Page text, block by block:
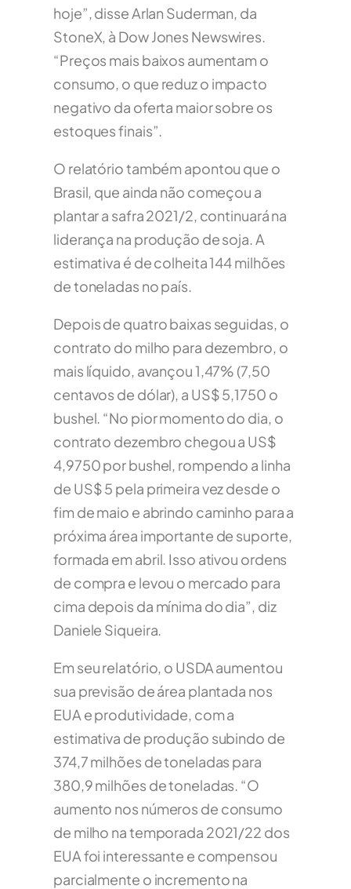
hoje”, disse Arlan Suderman, da
StoneX, à Dow Jones Newswires.
“Preços mais baixos aumentam o
consumo, o que reduz o impacto
negativo da oferta maior sobre os
estoques finais”.
O relatório também apontou que o
Brasil, que ainda não começou a
plantar a safra 2021/2, continuará na
liderança na produção de soja. A
estimativa é de colheita 144 milhões
de toneladas no país.
Depois de quatro baixas seguidas, o
contrato do milho para dezembro, o
mais líquido, avançou 1,47% (7,50
centavos de dólar), a US$ 5,1750 o
bushel. “No pior momento do dia, o
contrato dezembro chegou a US$
4,9750 por bushel, rompendo a linha
de US$ 5 pela primeira vez desde o
fim de maio e abrindo caminho para a
próxima área importante de suporte,
formada em abril. Isso ativou ordens
de compra e levou o mercado para
cima depois da mínima do dia”, diz
Daniele Siqueira.
Em seu relatório, o USDA aumentou
sua previsão de área plantada nos
EUA e produtividade, com a
estimativa de produção subindo de
374,7 milhões de toneladas para
380,9 milhões de toneladas. “O
aumento nos números de consumo
de milho na temporada 2021/22 dos
EUA foi interessante e compensou
parcialmente o incremento na